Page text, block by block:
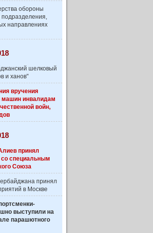
обороны
направлениях
шелковый
и ханов"
вручения
машин инвалидам
войн,
принял
со специальным
Союза
принял
в Москве
выступили на
парашютного